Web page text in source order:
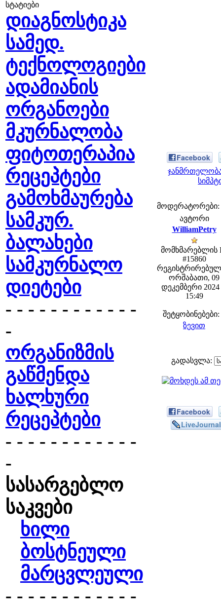
სტატიები
დიაგნოსტიკა
სამედ.
ტექნოლოგიები
ადამიანის
ორგანოები
მკურნალობა
ფიტოთერაპია
რეცეპტები
გამოხმაურება
სამკურ.
ბალახები
სამკურნალო
დიეტები
- - - - - - - - - - - -
-
ორგანიზმის
გაწმენდა
ხალხური
რეცეპტები
- - - - - - - - - - - -
-
სასარგებლო
საკვები
ხილი
ბოსტნეული
მარცვლეული
- - - - - - - - - - - -
Facebook
მოდერატორები:
ავტორი
WilliamPetry
მომხმარებლის
#15860
ორშაბათი, 09
დეკემბერი 2024
15:49
შეტყობინებები:
ზევით
გადასვლა:
Facebook
LiveJournal